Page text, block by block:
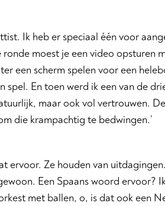
Ik heb er speciaal één voor
moest je een video opsturen
een scherm spelen voor een
spel. En toen werd ik een van de
maar ook vol vertrouwen.
die krampachtig te bedwingen.’
ervoor. Ze houden van
Een Spaans woord ervoor?
met ballen, o, is dat ook een